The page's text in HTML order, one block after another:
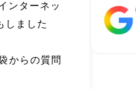
ンターネッ
しました
からの質問